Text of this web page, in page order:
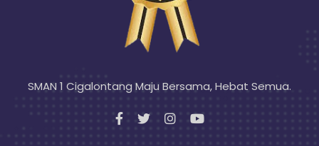
SMAN 1 Cigalontang Maju Bersama, Hebat Semua.